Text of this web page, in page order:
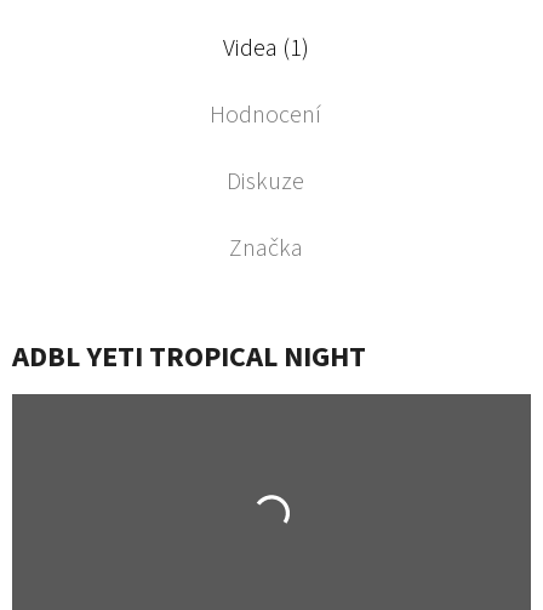
Videa (1)
Hodnocení
Diskuze
Značka
ADBL YETI TROPICAL NIGHT